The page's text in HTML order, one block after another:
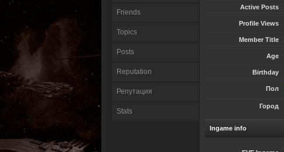
Friends
Topics
Posts
Reputation
Репутация
Stats
Active Posts
Profile Views
Member Title
Age
Birthday
Пол
Город
Ingame info